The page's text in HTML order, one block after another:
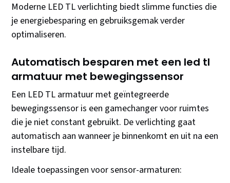
Moderne LED TL verlichting biedt slimme functies die
je energiebesparing en gebruiksgemak verder
optimaliseren.
Automatisch besparen met een led tl
armatuur met bewegingssensor
Een LED TL armatuur met geïntegreerde
bewegingssensor is een gamechanger voor ruimtes
die je niet constant gebruikt. De verlichting gaat
automatisch aan wanneer je binnenkomt en uit na een
instelbare tijd.
Ideale toepassingen voor sensor-armaturen: